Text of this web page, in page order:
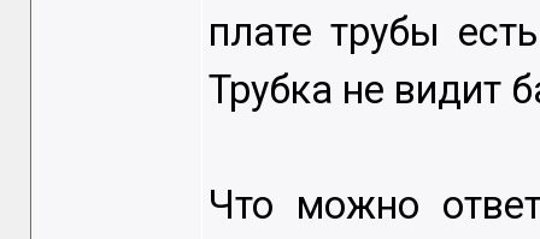
плате трубы
Трубка не видит
Что можно